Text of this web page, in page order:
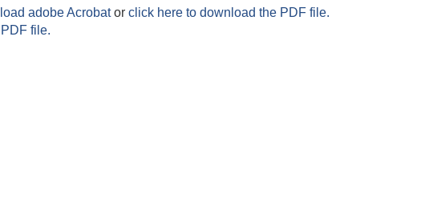
adobe Acrobator click here to download the PDF file.
file.